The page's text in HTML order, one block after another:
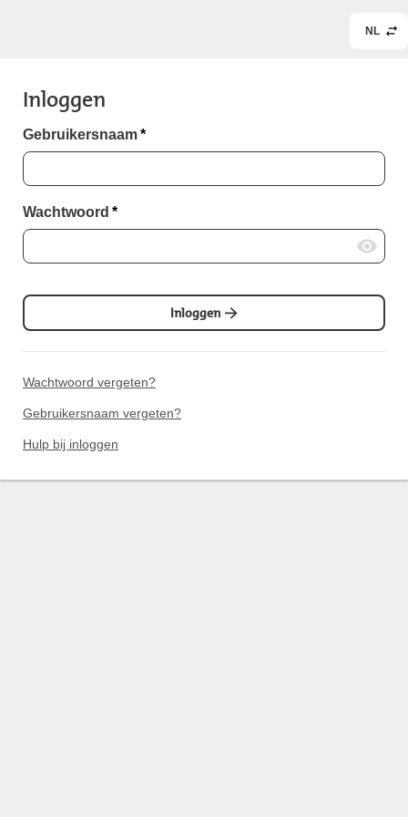
NL
Inloggen
Gebruikersnaam*
Wachtwoord *
Inloggen
Wachtwoord vergeten?
Gebruikersnaam vergeten?
Hulp bij inloggen